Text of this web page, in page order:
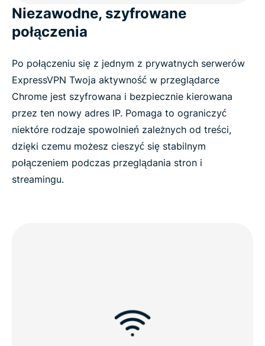
Niezawodne, szyfrowane
połączenia
Po połączeniu się z jednym z prywatnych serwerów
ExpressVPN Twoja aktywność w przeglądarce
Chrome jest szyfrowana i bezpiecznie kierowana
przez ten nowy adres IP. Pomaga to ograniczyć
niektóre rodzaje spowolnień zależnych od treści,
dzięki czemu możesz cieszyć się stabilnym
połączeniem podczas przeglądania stron i
streamingu.